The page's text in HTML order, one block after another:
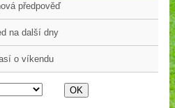
předpověď
na další dny
o víkendu